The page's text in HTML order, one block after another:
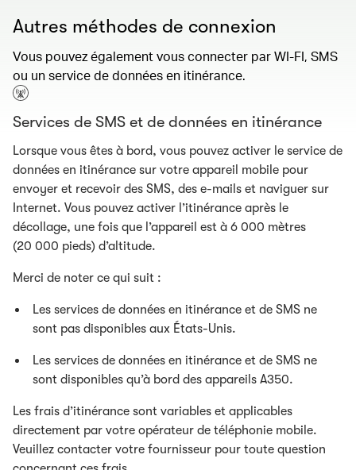
Autres méthodes de connexion
Vous pouvez également vous connecter par WI-FI, SMS
ou un service de données en itinérance.
Services de SMS et de données en itinérance
Lorsque vous êtes à bord, vous pouvez activer le service de
données en itinérance sur votre appareil mobile pour
envoyer et recevoir des SMS, des e-mails et naviguer sur
Internet. Vous pouvez activer l’itinérance après le
décollage, une fois que l’appareil est à 6 000 mètres
(20 000 pieds) d’altitude.
Merci de noter ce qui suit :
Les services de données en itinérance et de SMS ne
sont pas disponibles aux États-Unis.
Les services de données en itinérance et de SMS ne
sont disponibles qu’à bord des appareils A350.
Les frais d’itinérance sont variables et applicables
directement par votre opérateur de téléphonie mobile.
Veuillez contacter votre fournisseur pour toute question